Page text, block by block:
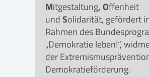
Mitgestaltung, Offenheit
undSolidarität, gefördert
Rahmen des
„Demokratie leben!“,
der
Demokratieförderung.